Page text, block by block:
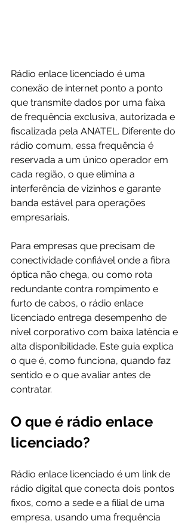
Rádio enlace licenciado é uma
conexão de internet ponto a ponto
que transmite dados por uma faixa
de frequência exclusiva, autorizada e
fiscalizada pela ANATEL. Diferente do
rádio comum, essa frequência é
reservada a um único operador em
cada região, o que elimina a
interferência de vizinhos e garante
banda estável para operações
empresariais.
Para empresas que precisam de
conectividade confiável onde a fibra
óptica não chega, ou como rota
redundante contra rompimento e
furto de cabos, o rádio enlace
licenciado entrega desempenho de
nível corporativo com baixa latência e
alta disponibilidade. Este guia explica
o que é, como funciona, quando faz
sentido e o que avaliar antes de
contratar.
O que é rádio enlace
licenciado?
Rádio enlace licenciado é um link de
rádio digital que conecta dois pontos
fixos, como a sede e a filial de uma
empresa, usando uma frequência